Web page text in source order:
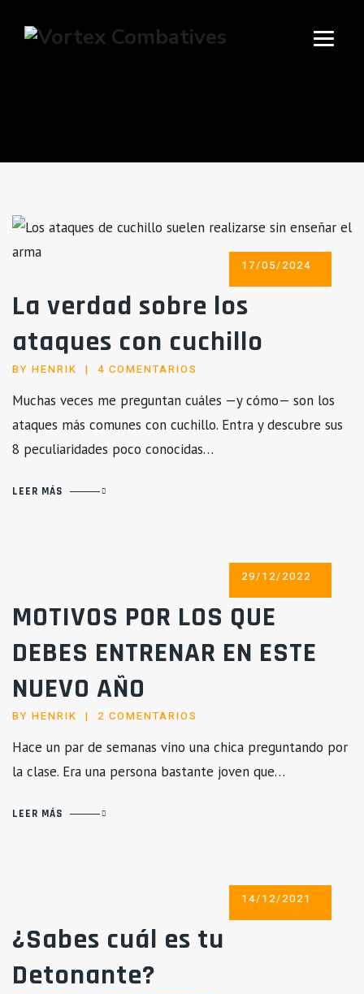
TAG ARCHIVES:
La verdad sobre los
ataques con cuchillo
POSTED
ON
17/05/2024
BY HENRIK 4 COMENTARIOS
VERDAD
SOBRE
LOS
Muchas veces me preguntan cuáles —y cómo— son los
ataques más comunes con cuchillo. Entra y descubre sus
8 peculiaridades poco conocidas…
LEER MÁS
MOTIVOS POR LOS QUE
DEBES ENTRENAR EN ESTE
NUEVO AÑO
POSTED
ON
29/12/2022
BY HENRIK 2 COMENTARIOS
POR
LOS
NUEVO
Hace un par de semanas vino una chica preguntando por
la clase. Era una persona bastante joven que…
LEER MÁS
¿Sabes cuál es tu
Detonante?
POSTED
ON
14/12/2021